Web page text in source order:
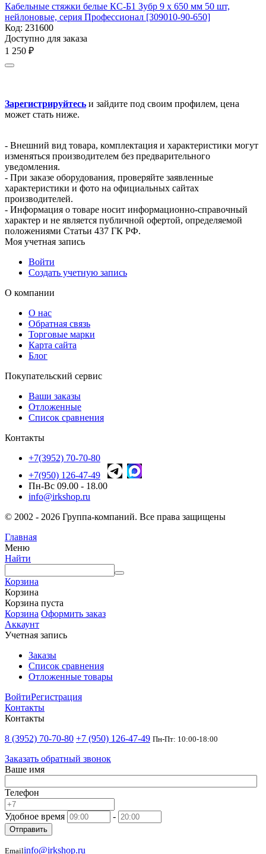
Кабельные стяжки белые КС-Б1 Зубр 9 x 650 мм 50 шт,
нейлоновые, серия Профессионал [309010-90-650]
Код: 231600
Доступно для заказа
1 250 ₽
Зарегистрируйтесь и зайдите под своим профилем, цена
может стать ниже.
- Внешний вид товара, комплектация и характеристики могут
изменяться производителем без предварительного
уведомления.
- При заказе оборудования, проверяйте заявленные
характеристики и фото на официальных сайтах
производителей.
- Информация о товаре носит информационно-справочный
характер и не является публичной офертой, определяемой
положениями Статьи 437 ГК РФ.
Моя учетная запись
Войти
Создать учетную запись
О компании
О нас
Обратная связь
Торговые марки
Карта сайта
Блог
Покупательский сервис
Ваши заказы
Отложенные
Список сравнения
Контакты
+7(3952) 70-70-80
+7(950) 126-47-49
Пн-Вс 09.00 - 18.00
info@irkshop.ru
© 2002 - 2026 Группа-компаний. Все права защищены
Главная
Меню
Найти
Корзина
Корзина
Корзина пуста
Корзина Оформить заказ
Аккаунт
Учетная запись
Заказы
Список сравнения
Отложенные товары
ВойтиРегистрация
Контакты
Контакты
8 (3952) 70-70-80 +7 (950) 126-47-49 Пн-Пт: 10:00-18:00
Заказать обратный звонок
Ваше имя
Телефон
Удобное время -
Отправить
Emailinfo@irkshop.ru